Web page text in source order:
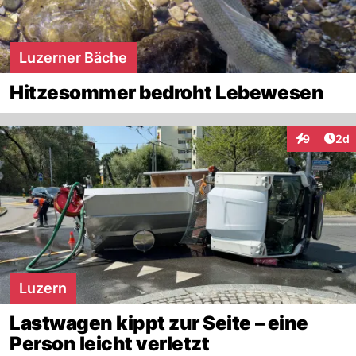
Luzerner Bäche
Hitzesommer bedroht Lebewesen
9 2d
Luzern
Lastwagen kippt zur Seite – eine
Person leicht verletzt